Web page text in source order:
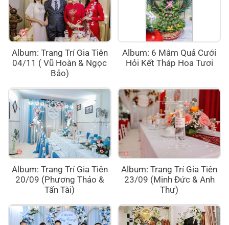
Album: Trang Trí Gia Tiên
04/11 ( Vũ Hoàn & Ngọc
Bảo)
Album: 6 Mâm Quả Cưới
Hỏi Kết Tháp Hoa Tươi
Album: Trang Trí Gia Tiên
20/09 (Phương Thảo &
Tấn Tài)
Album: Trang Trí Gia Tiên
23/09 (Minh Đức & Anh
Thư)